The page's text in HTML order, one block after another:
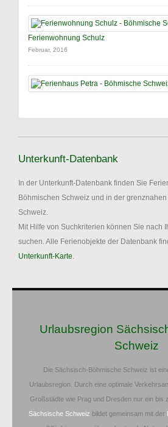
Ferienwohnung Schulz
Februar, 2016
Unterkunft-Datenbank
In der Unterkunft-Datenbank finden Sie
Böhmischen Schweiz und in der
Schweiz.
Mit Hilfe von Suchkriterien können Sie nach
suchen. Alle Ferienobjekte der Datenbank
Unterkunft-Karte.
Urlaubsregion
Schweiz
Die Sächsisch-Böhmische Schweiz ist
Urlaubsregion. Durch eine optimale
Großstädte wie Prag und Dresden nur ein bis
Sächsische Schweiz bildet gemeinsam mit der